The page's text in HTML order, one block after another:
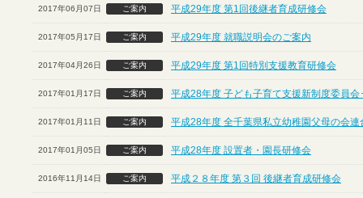
2017年06月07日 ご案内 平成29年度 第1回後継者育成研修会
2017年05月17日 ご案内 平成29年度 就職説明会のご案内
2017年04月26日 ご案内 平成29年度 第1回特別支援教育研修会
2017年01月17日 ご案内 平成28年度 子ども子育て支援新制度委員
2017年01月11日 ご案内 平成28年度 全千葉県私立幼稚園父母の会
2017年01月05日 ご案内 平成28年度 設置者・園長研修会
2016年11月14日 ご案内 平成２８年度 第３回 後継者育成研修会